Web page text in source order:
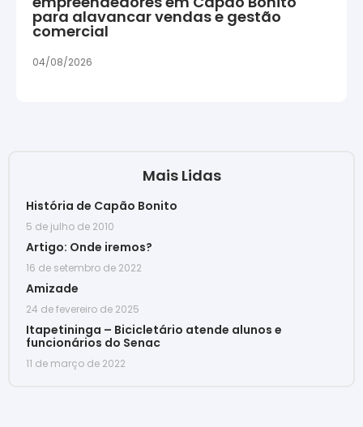
para alavancar vendas e gestão
comercial
04/08/2026
Mais Lidas
História de Capão Bonito
5 de julho de 2010
Artigo: Onde iremos?
16 de setembro de 2022
Amizade
24 de fevereiro de 2025
Itapetininga – Bicicletário atende alunos e
funcionários do Senac
11 de março de 2022